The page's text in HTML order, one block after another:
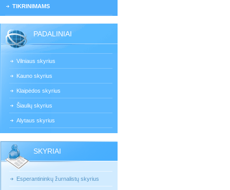
TIKRINIMAMS
PADALINIAI
Vilniaus skyrius
Kauno skyrius
Klaipėdos skyrius
Šiaulių skyrius
Alytaus skyrius
SKYRIAI
Esperantininkų žurnalistų skyrius